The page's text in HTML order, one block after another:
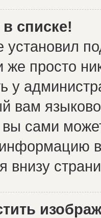
списке!
установил
просто
у
вам
вы сами
внизу